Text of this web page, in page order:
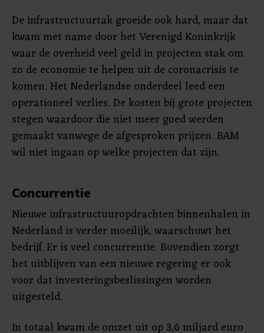
De infrastructuurtak groeide ook hard, maar dat
kwam met name door het Verenigd Koninkrijk
waar de overheid veel geld in projecten stak om
zo de economie te helpen uit de coronacrisis te
komen. Het Nederlandse onderdeel leed een
operationeel verlies. De kosten bij grote projecten
stegen waardoor die niet meer goed werden
gemaakt vanwege de afgesproken prijzen. BAM
wil niet ingaan op welke projecten dat zijn.
Concurrentie
Nieuwe infrastructuuropdrachten binnenhalen in
Nederland is verder moeilijk, waarschuwt het
bedrijf. Er is veel concurrentie. Bovendien zorgt
het uitblijven van een nieuwe regering er ook
voor dat investeringsbeslissingen worden
uitgesteld.
In totaal kwam de omzet uit op 3,6 miljard euro